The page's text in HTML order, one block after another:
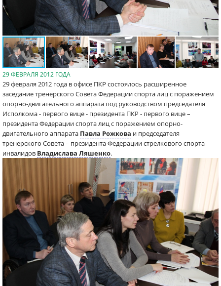
29 ФЕВРАЛЯ 2012 ГОДА
29 февраля 2012 года в офисе ПКР состоялось расширенное
заседание тренерского Совета Федерации спорта лиц с поражением
опорно-двигательного аппарата под руководством председателя
Исполкома - первого вице - президента ПКР - первого вице –
президента Федерации спорта лиц с поражением опорно-
двигательного аппарата Павла Рожкова и председателя
тренерского Совета – президента Федерации стрелкового спорта
инвалидов Владислава Ляшенко.